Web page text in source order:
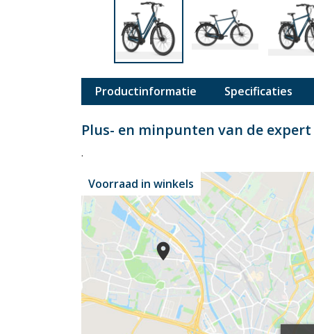
Productinformatie Specificaties
Plus- en minpunten van de expert
.
Voorraad in winkels